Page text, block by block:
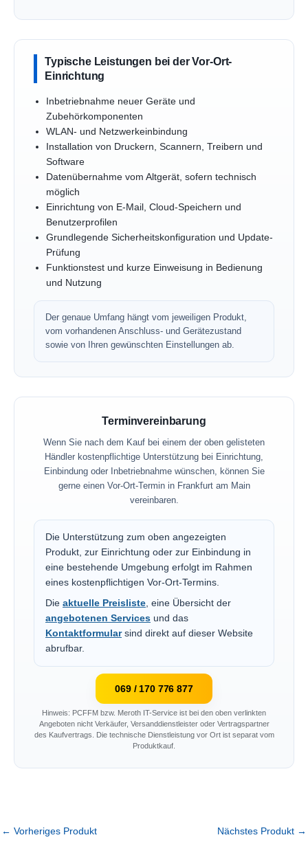
Typische Leistungen bei der Vor-Ort-
Einrichtung
Inbetriebnahme neuer Geräte und
Zubehörkomponenten
WLAN- und Netzwerkeinbindung
Installation von Druckern, Scannern, Treibern und
Software
Datenübernahme vom Altgerät, sofern technisch
möglich
Einrichtung von E-Mail, Cloud-Speichern und
Benutzerprofilen
Grundlegende Sicherheitskonfiguration und Update-
Prüfung
Funktionstest und kurze Einweisung in Bedienung
und Nutzung
Der genaue Umfang hängt vom jeweiligen Produkt,
vom vorhandenen Anschluss- und Gerätezustand
sowie von Ihren gewünschten Einstellungen ab.
Terminvereinbarung
Wenn Sie nach dem Kauf bei einem der oben gelisteten
Händler kostenpflichtige Unterstützung bei Einrichtung,
Einbindung oder Inbetriebnahme wünschen, können Sie
gerne einen Vor-Ort-Termin in Frankfurt am Main
vereinbaren.
Die Unterstützung zum oben angezeigten
Produkt, zur Einrichtung oder zur Einbindung in
eine bestehende Umgebung erfolgt im Rahmen
eines kostenpflichtigen Vor-Ort-Termins.
Die aktuelle Preisliste, eine Übersicht der
angebotenen Services und das
Kontaktformularsind direkt auf dieser Website
abrufbar.
069 / 170 776 877
Hinweis: PCFFM bzw. Meroth IT-Service ist bei den oben verlinkten
Angeboten nicht Verkäufer, Versanddienstleister oder Vertragspartner
des Kaufvertrags. Die technische Dienstleistung vor Ort ist separat vom
Produktkauf.
← Vorheriges Produkt Nächstes Produkt →